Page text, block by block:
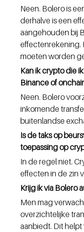
Neen. Bolero is
derhalve is een
aangehouden bij
effectenrekening.
moeten worden
Kan ik crypto die
Binance of
Neen. Bolero
inkomende
buitenlandse
Is de taks op
toepassing op
In de regel niet.
effecten in de zin
Krijg ik via Bolero
Men mag
overzichtelijke
aanbiedt. Dit